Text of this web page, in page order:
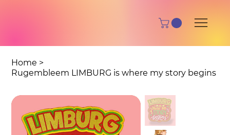
Home >
Rugembleem LIMBURG is where my story begins